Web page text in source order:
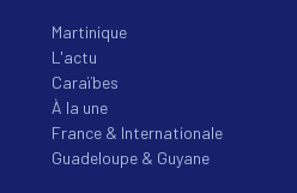
Martinique
L'actu
Caraïbes
À la une
France & Internationale
Guadeloupe & Guyane